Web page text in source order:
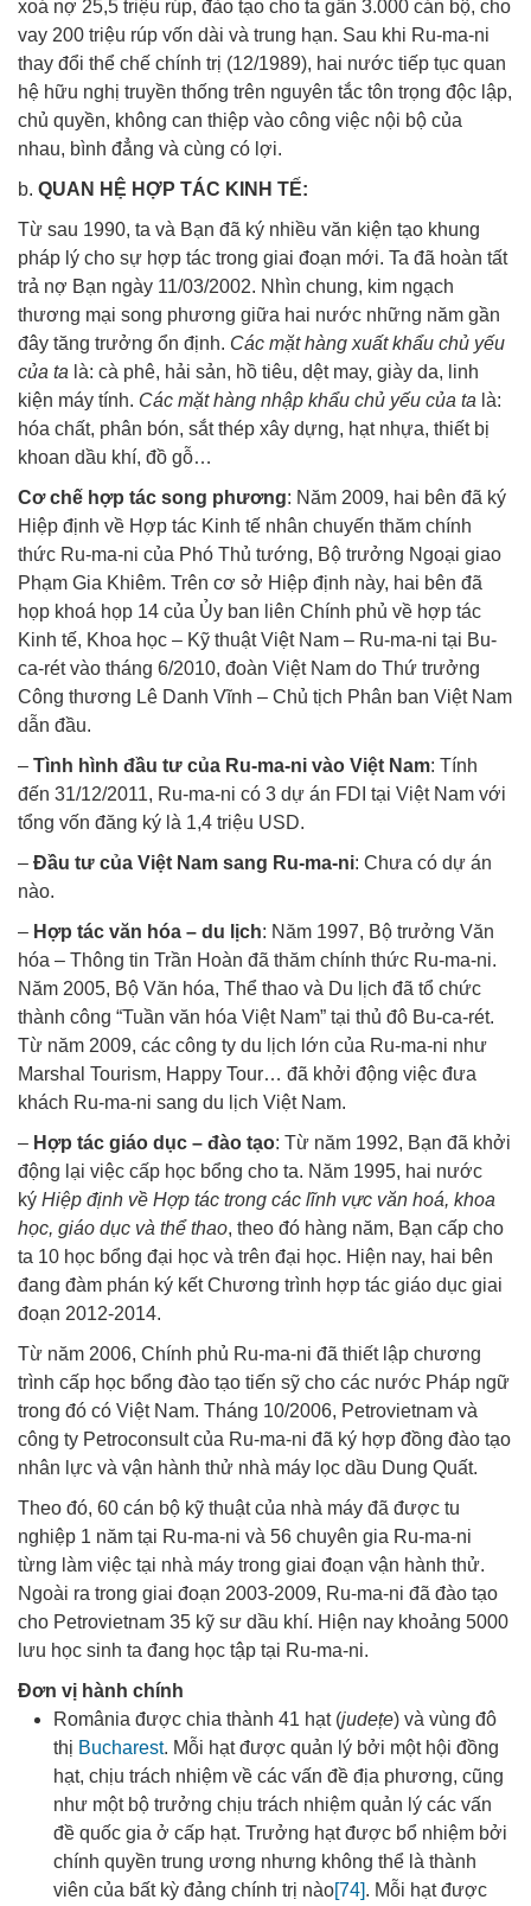
xoá nợ 25,5 triệu rúp, đào tạo cho ta gần 3.000 cán bộ, cho
vay 200 triệu rúp vốn dài và trung hạn. Sau khi Ru-ma-ni
thay đổi thể chế chính trị (12/1989), hai nước tiếp tục quan
hệ hữu nghị truyền thống trên nguyên tắc tôn trọng độc lập,
chủ quyền, không can thiệp vào công việc nội bộ của
nhau, bình đẳng và cùng có lợi.
b. QUAN HỆ HỢP TÁC KINH TẾ:
Từ sau 1990, ta và Bạn đã ký nhiều văn kiện tạo khung
pháp lý cho sự hợp tác trong giai đoạn mới. Ta đã hoàn tất
trả nợ Bạn ngày 11/03/2002. Nhìn chung, kim ngạch
thương mại song phương giữa hai nước những năm gần
đây tăng trưởng ổn định. Các mặt hàng xuất khẩu chủ yếu
của ta là: cà phê, hải sản, hồ tiêu, dệt may, giày da, linh
kiện máy tính. Các mặt hàng nhập khẩu chủ yếu của ta là:
hóa chất, phân bón, sắt thép xây dựng, hạt nhựa, thiết bị
khoan dầu khí, đồ gỗ…
Cơ chế hợp tác song phương: Năm 2009, hai bên đã ký
Hiệp định về Hợp tác Kinh tế nhân chuyến thăm chính
thức Ru-ma-ni của Phó Thủ tướng, Bộ trưởng Ngoại giao
Phạm Gia Khiêm. Trên cơ sở Hiệp định này, hai bên đã
họp khoá họp 14 của Ủy ban liên Chính phủ về hợp tác
Kinh tế, Khoa học – Kỹ thuật Việt Nam – Ru-ma-ni tại Bu-
ca-rét vào tháng 6/2010, đoàn Việt Nam do Thứ trưởng
Công thương Lê Danh Vĩnh – Chủ tịch Phân ban Việt Nam
dẫn đầu.
– Tình hình đầu tư của Ru-ma-ni vào Việt Nam: Tính
đến 31/12/2011, Ru-ma-ni có 3 dự án FDI tại Việt Nam với
tổng vốn đăng ký là 1,4 triệu USD.
– Đầu tư của Việt Nam sang Ru-ma-ni: Chưa có dự án
nào.
– Hợp tác văn hóa – du lịch: Năm 1997, Bộ trưởng Văn
hóa – Thông tin Trần Hoàn đã thăm chính thức Ru-ma-ni.
Năm 2005, Bộ Văn hóa, Thể thao và Du lịch đã tổ chức
thành công “Tuần văn hóa Việt Nam” tại thủ đô Bu-ca-rét.
Từ năm 2009, các công ty du lịch lớn của Ru-ma-ni như
Marshal Tourism, Happy Tour… đã khởi động việc đưa
khách Ru-ma-ni sang du lịch Việt Nam.
– Hợp tác giáo dục – đào tạo: Từ năm 1992, Bạn đã khởi
động lại việc cấp học bổng cho ta. Năm 1995, hai nước
ký Hiệp định về Hợp tác trong các lĩnh vực văn hoá, khoa
học, giáo dục và thể thao, theo đó hàng năm, Bạn cấp cho
ta 10 học bổng đại học và trên đại học. Hiện nay, hai bên
đang đàm phán ký kết Chương trình hợp tác giáo dục giai
đoạn 2012-2014.
Từ năm 2006, Chính phủ Ru-ma-ni đã thiết lập chương
trình cấp học bổng đào tạo tiến sỹ cho các nước Pháp ngữ
trong đó có Việt Nam. Tháng 10/2006, Petrovietnam và
công ty Petroconsult của Ru-ma-ni đã ký hợp đồng đào tạo
nhân lực và vận hành thử nhà máy lọc dầu Dung Quất.
Theo đó, 60 cán bộ kỹ thuật của nhà máy đã được tu
nghiệp 1 năm tại Ru-ma-ni và 56 chuyên gia Ru-ma-ni
từng làm việc tại nhà máy trong giai đoạn vận hành thử.
Ngoài ra trong giai đoạn 2003-2009, Ru-ma-ni đã đào tạo
cho Petrovietnam 35 kỹ sư dầu khí. Hiện nay khoảng 5000
lưu học sinh ta đang học tập tại Ru-ma-ni.
Đơn vị hành chính
România được chia thành 41 hạt (județe) và vùng đô
thị Bucharest. Mỗi hạt được quản lý bởi một hội đồng
hạt, chịu trách nhiệm về các vấn đề địa phương, cũng
như một bộ trưởng chịu trách nhiệm quản lý các vấn
đề quốc gia ở cấp hạt. Trưởng hạt được bổ nhiệm bởi
chính quyền trung ương nhưng không thể là thành
viên của bất kỳ đảng chính trị nào[74]. Mỗi hạt được